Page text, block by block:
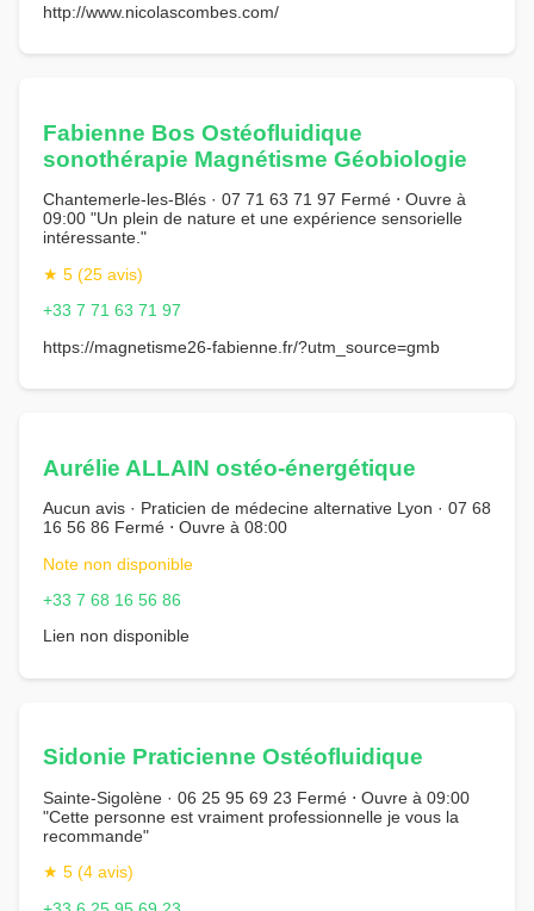
http://www.nicolascombes.com/
Fabienne Bos Ostéofluidique
sonothérapie Magnétisme Géobiologie
Chantemerle-les-Blés · 07 71 63 71 97 Fermé ⋅ Ouvre à
09:00 "Un plein de nature et une expérience sensorielle
intéressante."
★ 5 (25 avis)
+33 7 71 63 71 97
https://magnetisme26-fabienne.fr/?utm_source=gmb
Aurélie ALLAIN ostéo-énergétique
Aucun avis · Praticien de médecine alternative Lyon · 07 68
16 56 86 Fermé ⋅ Ouvre à 08:00
Note non disponible
+33 7 68 16 56 86
Lien non disponible
Sidonie Praticienne Ostéofluidique
Sainte-Sigolène · 06 25 95 69 23 Fermé ⋅ Ouvre à 09:00
"Cette personne est vraiment professionnelle je vous la
recommande"
★ 5 (4 avis)